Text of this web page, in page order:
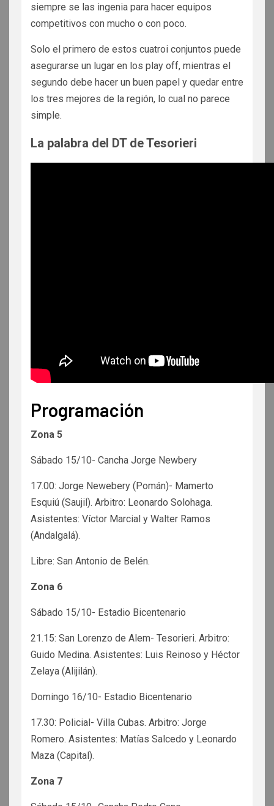
siempre se las ingenia para hacer equipos
competitivos con mucho o con poco.
Solo el primero de estos cuatroi conjuntos puede
asegurarse un lugar en los play off, mientras el
segundo debe hacer un buen papel y quedar entre
los tres mejores de la región, lo cual no parece
simple.
La palabra del DT de Tesorieri
Programación
Zona 5
Sábado 15/10- Cancha Jorge Newbery
17.00: Jorge Newebery (Pomán)- Mamerto
Esquiú (Saujil). Arbitro: Leonardo Solohaga.
Asistentes: Víctor Marcial y Walter Ramos
(Andalgalá).
Libre: San Antonio de Belén.
Zona 6
Sábado 15/10- Estadio Bicentenario
21.15: San Lorenzo de Alem- Tesorieri. Arbitro:
Guido Medina. Asistentes: Luis Reinoso y Héctor
Zelaya (Alijilán).
Domingo 16/10- Estadio Bicentenario
17.30: Policial- Villa Cubas. Arbitro: Jorge
Romero. Asistentes: Matías Salcedo y Leonardo
Maza (Capital).
Zona 7